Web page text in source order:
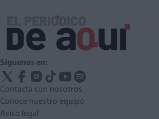
Síguenos en:
Contacta con nosotros
Conoce nuestro equipo
Aviso legal